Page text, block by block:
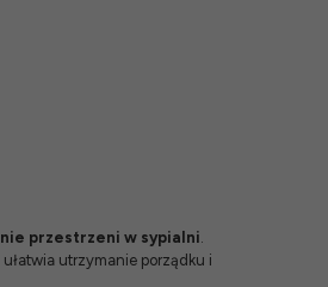
przestrzeni w sypialni.
utrzymanie porządku i